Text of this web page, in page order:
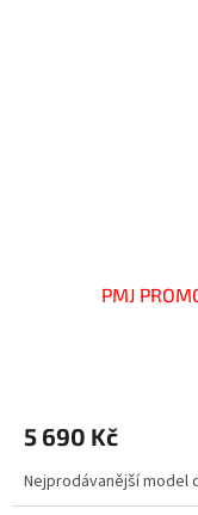
PMJ
5 690 Kč
Nejprodávanější model